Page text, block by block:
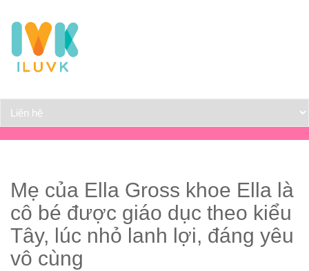
Mẹ của Ella Gross khoe Ella là
cô bé được giáo dục theo kiểu
Tây, lúc nhỏ lanh lợi, đáng yêu
vô cùng